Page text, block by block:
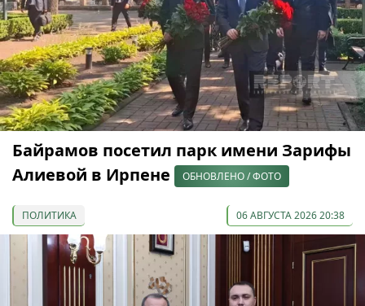
Байрамов посетил парк имени Зарифы
Алиевой в Ирпене
ОБНОВЛЕНО / ФОТО
ПОЛИТИКА 06 АВГУСТА 2026 20:38